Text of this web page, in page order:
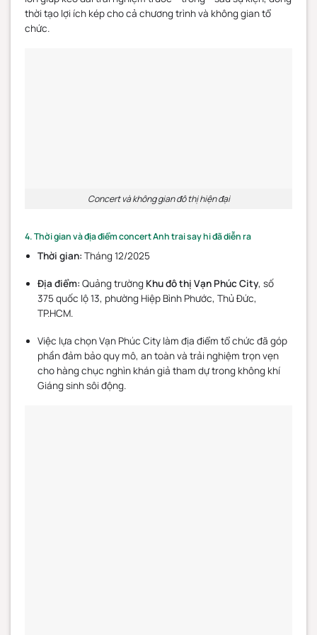
thời tạo lợi ích kép cho cả chương trình và không gian tổ
chức.
Concert và không gian đô thị hiện đại
4. Thời gian và địa điểm concert Anh trai say hi đã diễn ra
Thời gian: Tháng 12/2025
Địa điểm: Quảng trường Khu đô thị Vạn Phúc City, số
375 quốc lộ 13, phường Hiệp Bình Phước, Thủ Đức,
TP.HCM.
Việc lựa chọn Vạn Phúc City làm địa điểm tổ chức đã góp
phần đảm bảo quy mô, an toàn và trải nghiệm trọn vẹn
cho hàng chục nghìn khán giả tham dự trong không khí
Giáng sinh sôi động.